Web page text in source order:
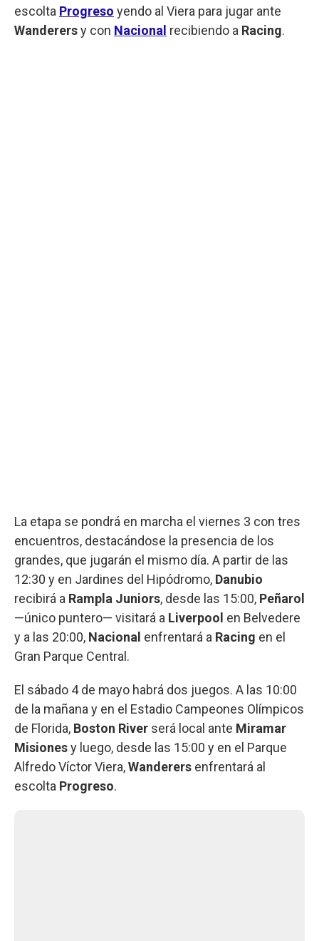
escolta Progreso yendo al Viera para jugar ante
Wanderersy con Nacional recibiendo a Racing.
La etapa se pondrá en marcha el viernes 3 con tres
encuentros, destacándose la presencia de los
grandes, que jugarán el mismo día. A partir de las
12:30 y en Jardines del Hipódromo, Danubio
recibirá a Rampla Juniors, desde las 15:00, Peñarol
—único puntero— visitará a Liverpool en Belvedere
y a las 20:00, Nacional enfrentará a Racing en el
Gran Parque Central.
El sábado 4 de mayo habrá dos juegos. A las 10:00
de la mañana y en el Estadio Campeones Olímpicos
de Florida, Boston River será local ante Miramar
Misionesy luego, desde las 15:00 y en el Parque
Alfredo Víctor Viera,Wanderers enfrentará al
escolta Progreso.